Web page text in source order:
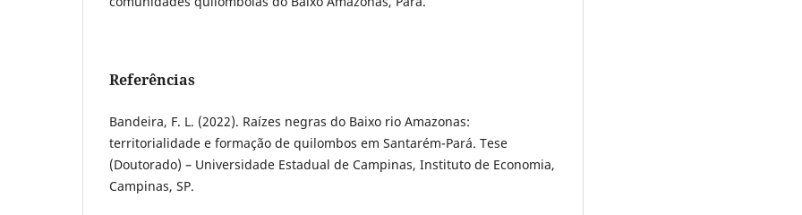
Referências
Bandeira, F. L. (2022). Raízes negras do Baixo rio Amazonas:
territorialidade e formação de quilombos em Santarém-Pará. Tese
(Doutorado) – Universidade Estadual de Campinas, Instituto de Economia,
Campinas, SP.